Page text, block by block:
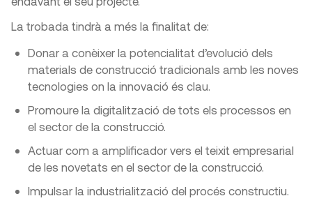
La trobada tindrà a més la finalitat de:
Donar a conèixer la potencialitat d’evolució dels
materials de construcció tradicionals amb les noves
tecnologies on la innovació és clau.
Promoure la digitalització de tots els processos en
el sector de la construcció.
Actuar com a amplificador vers el teixit empresarial
de les novetats en el sector de la construcció.
Impulsar la industrialització del procés constructiu.